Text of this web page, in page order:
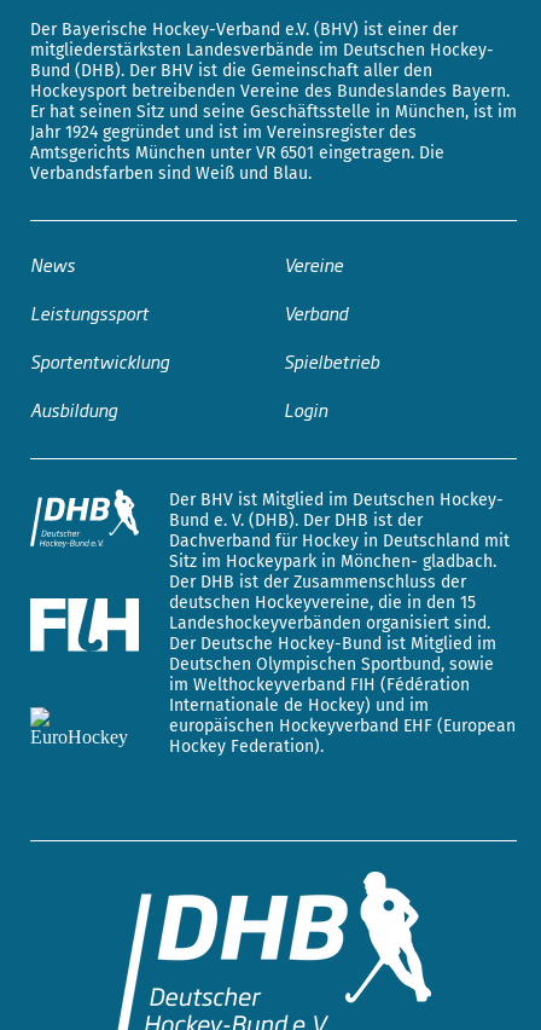
Der Bayerische Hockey-Verband e.V. (BHV) ist einer der
mitgliederstärksten Landesverbände im Deutschen Hockey-
Bund (DHB). Der BHV ist die Gemeinschaft aller den
Hockeysport betreibenden Vereine des Bundeslandes Bayern.
Er hat seinen Sitz und seine Geschäftsstelle in München, ist im
Jahr 1924 gegründet und ist im Vereinsregister des
Amtsgerichts München unter VR 6501 eingetragen. Die
Verbandsfarben sind Weiß und Blau.
News
Leistungssport
Sportentwicklung
Ausbildung
Vereine
Verband
Spielbetrieb
Login
Der BHV ist Mitglied im Deutschen Hockey-
Bund e. V. (DHB). Der DHB ist der
Dachverband für Hockey in Deutschland mit
Sitz im Hockeypark in Mönchen- gladbach.
Der DHB ist der Zusammenschluss der
deutschen Hockeyvereine, die in den 15
Landeshockeyverbänden organisiert sind.
Der Deutsche Hockey-Bund ist Mitglied im
Deutschen Olympischen Sportbund, sowie
im Welthockeyverband FIH (Fédération
Internationale de Hockey) und im
europäischen Hockeyverband EHF (European
Hockey Federation).